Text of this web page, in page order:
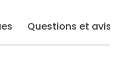
Questions et avis